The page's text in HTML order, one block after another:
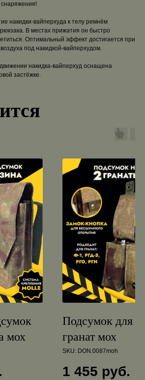
накидки-вайперхуда к телу ремнём
В местах прижатия он быстро
Оптимальный эффект достигается при
под накидкой-вайперхудом.
накидка-вайперхуд оснащена
застёжке.
мох
Подсумок для 2
гранат мох
SKU: DON.0087moh
1 455 руб.